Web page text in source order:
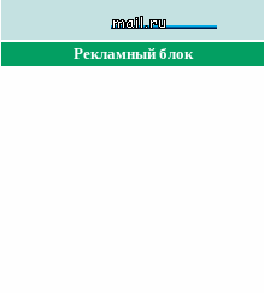
Рекламный блок